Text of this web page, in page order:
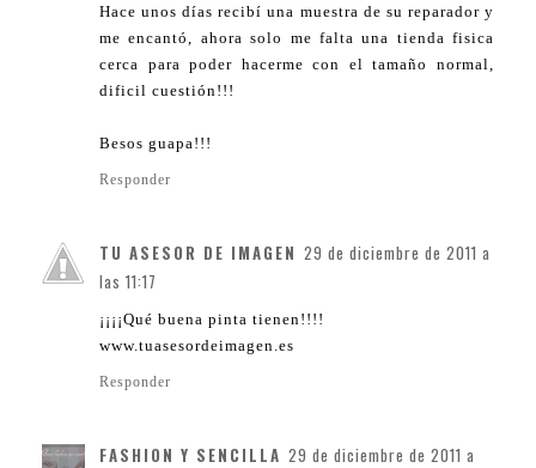
Hace unos días recibí una muestra de su reparador y
me encantó, ahora solo me falta una tienda fisica
cerca para poder hacerme con el tamaño normal,
dificil cuestión!!!
Besos guapa!!!
Responder
TU ASESOR DE IMAGEN 29 de diciembre de 2011 a
las 11:17
¡¡¡¡Qué buena pinta tienen!!!!
www.tuasesordeimagen.es
Responder
FASHION Y SENCILLA 29 de diciembre de 2011 a